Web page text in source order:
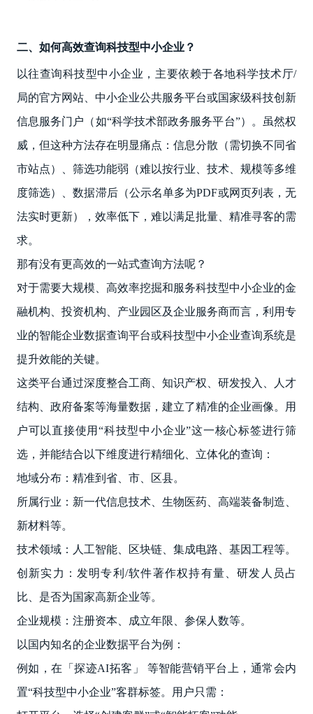
二、如何高效查询科技型中小企业？
以往查询科技型中小企业，主要依赖于各地科学技术厅/
局的官方网站、中小企业公共服务平台或国家级科技创新
信息服务门户（如“科学技术部政务服务平台”）。虽然权
威，但这种方法存在明显痛点：信息分散（需切换不同省
市站点）、筛选功能弱（难以按行业、技术、规模等多维
度筛选）、数据滞后（公示名单多为PDF或网页列表，无
法实时更新），效率低下，难以满足批量、精准寻客的需
求。
那有没有更高效的一站式查询方法呢？
对于需要大规模、高效率挖掘和服务科技型中小企业的金
融机构、投资机构、产业园区及企业服务商而言，利用专
业的智能企业数据查询平台或科技型中小企业查询系统是
提升效能的关键。
这类平台通过深度整合工商、知识产权、研发投入、人才
结构、政府备案等海量数据，建立了精准的企业画像。用
户可以直接使用“科技型中小企业”这一核心标签进行筛
选，并能结合以下维度进行精细化、立体化的查询：
地域分布：精准到省、市、区县。
所属行业：新一代信息技术、生物医药、高端装备制造、
新材料等。
技术领域：人工智能、区块链、集成电路、基因工程等。
创新实力：发明专利/软件著作权持有量、研发人员占
比、是否为国家高新企业等。
企业规模：注册资本、成立年限、参保人数等。
以国内知名的企业数据平台为例：
例如，在「探迹AI拓客」 等智能营销平台上，通常会内
置“科技型中小企业”客群标签。用户只需：